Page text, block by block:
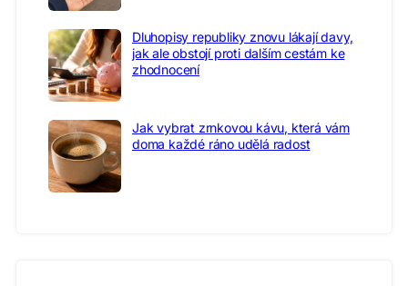
Dluhopisy republiky znovu lákají davy,
jak ale obstojí proti dalším cestám ke
zhodnocení
Jak vybrat zrnkovou kávu, která vám
doma každé ráno udělá radost